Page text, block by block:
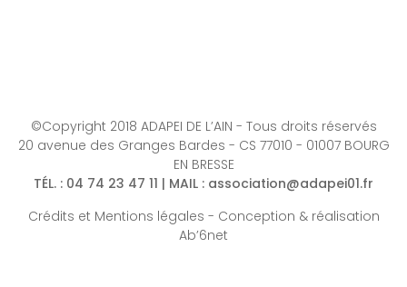
©Copyright 2018 ADAPEI DE L’AIN - Tous droits réservés
20 avenue des Granges Bardes - CS 77010 - 01007 BOURG
EN BRESSE
TÉL. : 04 74 23 47 11 | MAIL : association@adapei01.fr
Crédits et Mentions légales - Conception & réalisation
Ab’6net